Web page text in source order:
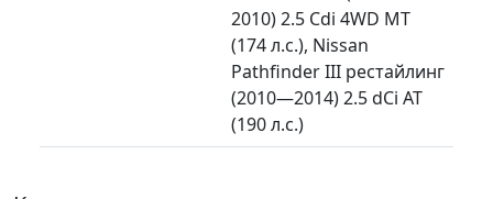
2010) 2.5 Cdi 4WD MT
(174 л.с.), Nissan
Pathfinder III рестайлинг
(2010—2014) 2.5 dCi AT
(190 л.с.)